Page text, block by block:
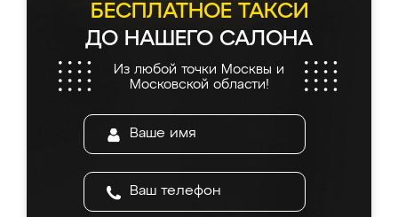
БЕСПЛАТНОЕ ТАКСИ
ДО НАШЕГО САЛОНА
Из любой точки Москвы и
Московской области!